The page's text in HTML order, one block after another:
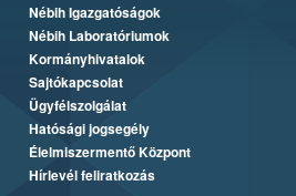
Nébih Igazgatóságok
Nébih Laboratóriumok
Kormányhivatalok
Sajtókapcsolat
Ügyfélszolgálat
Hatósági jogsegély
Élelmiszermentő Központ
Hírlevél feliratkozás